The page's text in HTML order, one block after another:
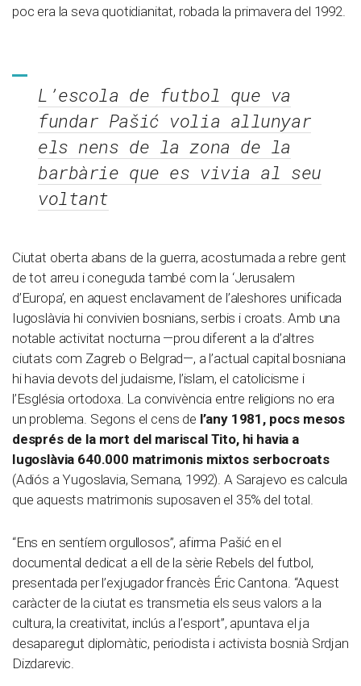
poc era la seva quotidianitat, robada la primavera del 1992.
L’escola de futbol que va
fundar Pašić volia allunyar
els nens de la zona de la
barbàrie que es vivia al seu
voltant
Ciutat oberta abans de la guerra, acostumada a rebre gent
de tot arreu i coneguda també com la ‘Jerusalem
d’Europa’, en aquest enclavament de l’aleshores unificada
Iugoslàvia hi convivien bosnians, serbis i croats. Amb una
notable activitat nocturna —prou diferent a la d’altres
ciutats com Zagreb o Belgrad—, a l’actual capital bosniana
hi havia devots del judaisme, l’islam, el catolicisme i
l’Església ortodoxa. La convivència entre religions no era
un problema. Segons el cens de l’any 1981, pocs mesos
després de la mort del mariscal Tito, hi havia a
Iugoslàvia 640.000 matrimonis mixtos serbocroats
(Adiós a Yugoslavia, Semana, 1992). A Sarajevo es calcula
que aquests matrimonis suposaven el 35% del total.
“Ens en sentíem orgullosos”, afirma Pašić en el
documental dedicat a ell de la sèrie Rebels del futbol,
presentada per l’exjugador francès Éric Cantona. “Aquest
caràcter de la ciutat es transmetia els seus valors a la
cultura, la creativitat, inclús a l’esport”, apuntava el ja
desaparegut diplomàtic, periodista i activista bosnià Srdjan
Dizdarevic.